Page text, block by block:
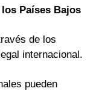
Países Bajos
de los
internacional.
pueden